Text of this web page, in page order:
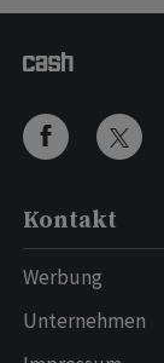
Kontakt
Werbung
Unternehmen